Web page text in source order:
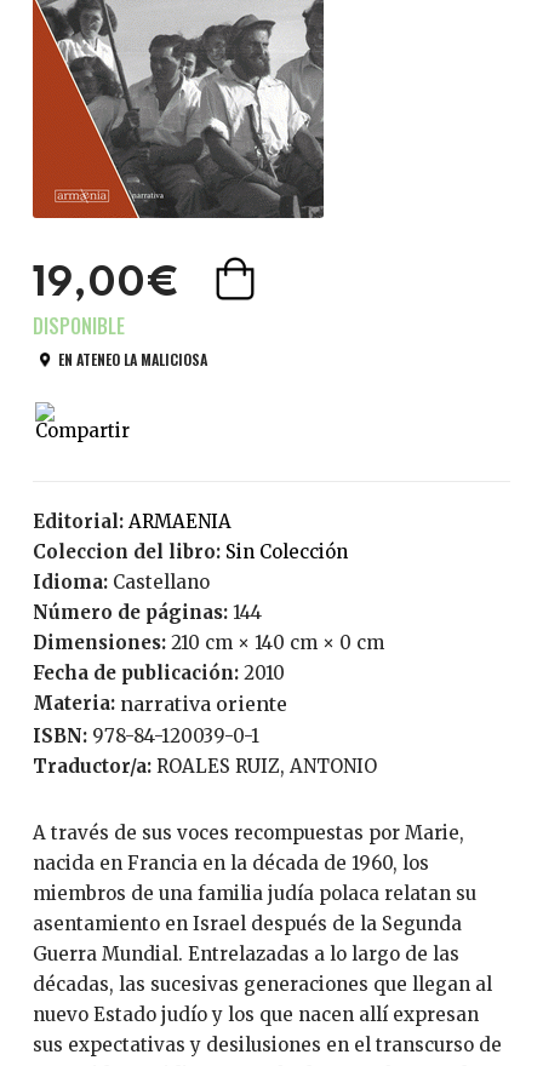
19,00€
EN ATENEO LA MALICIOSA
Editorial:
ARMAENIA
Coleccion del libro:
Sin Colección
Idioma:
Castellano
Número de páginas: 144
Dimensiones: 210 cm × 140 cm × 0 cm
Fecha de publicación:
2010
Materia: narrativa oriente
ISBN:
978-84-120039-0-1
Traductor/a:
ROALES RUIZ, ANTONIO
A través de sus voces recompuestas por Marie,
nacida en Francia en la década de 1960, los
miembros de una familia judía polaca relatan su
asentamiento en Israel después de la Segunda
Guerra Mundial. Entrelazadas a lo largo de las
décadas, las sucesivas generaciones que llegan al
nuevo Estado judío y los que nacen allí expresan
sus expectativas y desilusiones en el transcurso de